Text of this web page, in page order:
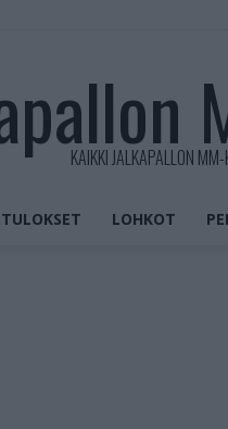
KAIKKI JALKAPALLON
LOHKOT